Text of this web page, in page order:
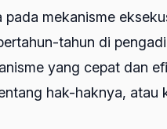
pada mekanisme
tahun di
yang cepat dan
hak-haknya, atau